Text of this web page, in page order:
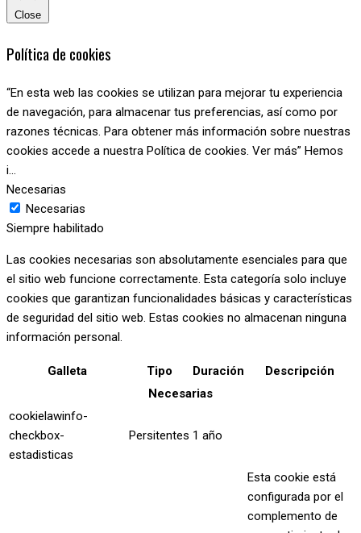
Close
Política de cookies
“En esta web las cookies se utilizan para mejorar tu experiencia
de navegación, para almacenar tus preferencias, así como por
razones técnicas. Para obtener más información sobre nuestras
cookies accede a nuestra Política de cookies. Ver más” Hemos
i...
Necesarias
Necesarias
Siempre habilitado
Las cookies necesarias son absolutamente esenciales para que
el sitio web funcione correctamente. Esta categoría solo incluye
cookies que garantizan funcionalidades básicas y características
de seguridad del sitio web. Estas cookies no almacenan ninguna
información personal.
Galleta Tipo Duración
Descripción
Necesarias
cookielawinfo-
checkbox-
estadisticas
Persitentes 1 año
Esta cookie está
configurada por el
complemento de